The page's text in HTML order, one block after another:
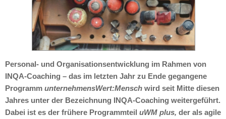
Personal- und Organisationsentwicklung im Rahmen von
INQA-Coaching – das im letzten Jahr zu Ende gegangene
Programm unternehmensWert:Menschwird seit Mitte diesen
Jahres unter der Bezeichnung INQA-Coaching weitergeführt.
Dabei ist es der frühere Programmteil uWM plus, der als agile